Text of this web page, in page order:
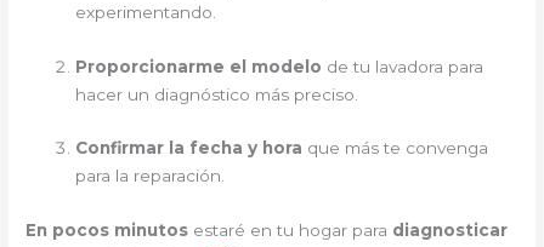
experimentando.
Proporcionarme el modelo de tu lavadora para
hacer un diagnóstico más preciso.
Confirmar la fecha y hora que más te convenga
para la reparación.
En pocos minutos estaré en tu hogar para diagnosticar